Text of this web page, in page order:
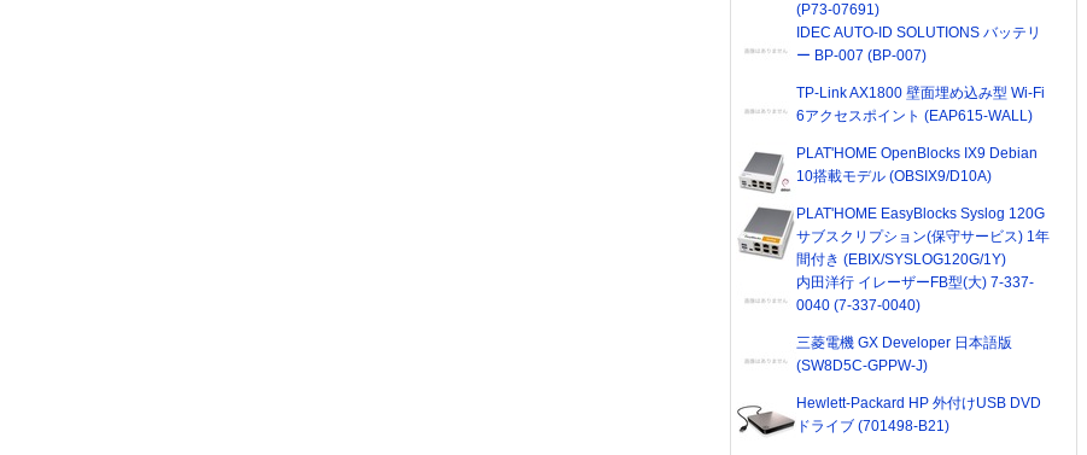
(P73-07691)
IDEC AUTO-ID SOLUTIONS バッテリ
ー BP-007 (BP-007)
TP-Link AX1800 壁面埋め込み型 Wi-Fi
6アクセスポイント (EAP615-WALL)
PLAT'HOME OpenBlocks IX9 Debian
10搭載モデル (OBSIX9/D10A)
PLAT'HOME EasyBlocks Syslog 120G
サブスクリプション(保守サービス) 1年
間付き (EBIX/SYSLOG120G/1Y)
内田洋行 イレーザーFB型(大) 7-337-
0040 (7-337-0040)
三菱電機 GX Developer 日本語版
(SW8D5C-GPPW-J)
Hewlett-Packard HP 外付けUSB DVD
ドライブ (701498-B21)